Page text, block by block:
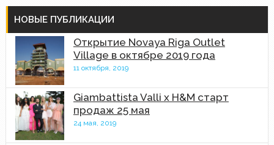
НОВЫЕ ПУБЛИКАЦИИ
Открытие Novaya Riga Outlet
Village в октябре 2019 года
11 октября, 2019
Giambattista Valli x H&M старт
продаж 25 мая
24 мая, 2019